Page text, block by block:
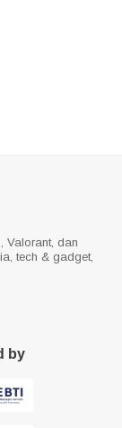
Valorant, dan
tech & gadget,
by